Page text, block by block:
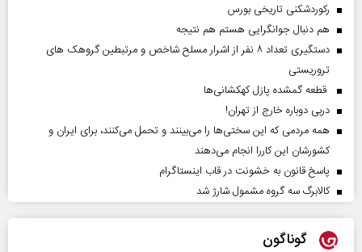
رکوردشکنی تاریخی بورس
هم دنبال جوانگرایی هستم هم نتیجه
دستگیری تعداد ۸ نفر از اشرار مسلح شاخص و مرتبطین گروهک های
تروریستی
قطعه گمشده پازل کهکشانی‌ها
دربی دوباره خارج از تهران!
همه مردمی که این سختی‌ها را می‌بینند و تحمل می‌کنند، برای ایران و
کشورشان این کاررا انجام می‌دهند
پاسخ قانون به خشونت در قاب اینستاگرام
کالابرگ سه گروه مشمول شارژ شد
گوناگون